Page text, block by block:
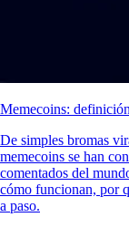
Memecoins:
De simples bromas
memecoins se han
comentados del
cómo funcionan, por
a paso.